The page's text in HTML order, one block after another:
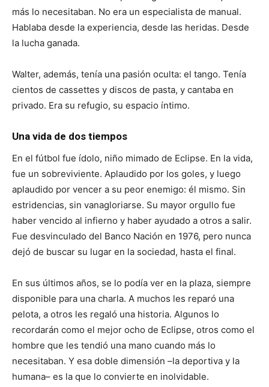
más lo necesitaban. No era un especialista de manual.
Hablaba desde la experiencia, desde las heridas. Desde
la lucha ganada.
Walter, además, tenía una pasión oculta: el tango. Tenía
cientos de cassettes y discos de pasta, y cantaba en
privado. Era su refugio, su espacio íntimo.
Una vida de dos tiempos
En el fútbol fue ídolo, niño mimado de Eclipse. En la vida,
fue un sobreviviente. Aplaudido por los goles, y luego
aplaudido por vencer a su peor enemigo: él mismo. Sin
estridencias, sin vanagloriarse. Su mayor orgullo fue
haber vencido al infierno y haber ayudado a otros a salir.
Fue desvinculado del Banco Nación en 1976, pero nunca
dejó de buscar su lugar en la sociedad, hasta el final.
En sus últimos años, se lo podía ver en la plaza, siempre
disponible para una charla. A muchos les reparó una
pelota, a otros les regaló una historia. Algunos lo
recordarán como el mejor ocho de Eclipse, otros como el
hombre que les tendió una mano cuando más lo
necesitaban. Y esa doble dimensión –la deportiva y la
humana– es la que lo convierte en inolvidable.